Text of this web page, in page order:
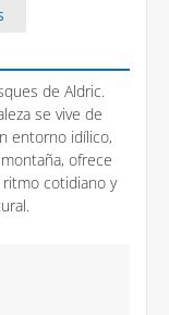
de Aldric.
se vive de
entorno idílico,
ofrece
cotidiano y